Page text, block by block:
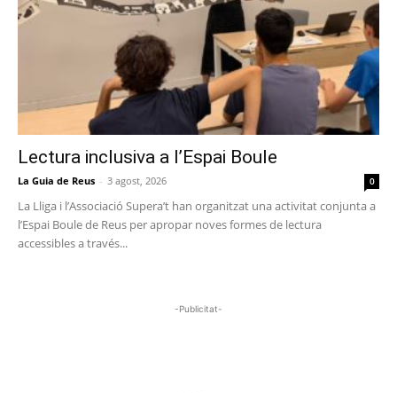
Lectura inclusiva a l’Espai Boule
La Guia de Reus - 3 agost, 2026 0
La Lliga i l’Associació Supera’t han organitzat una activitat conjunta a
l’Espai Boule de Reus per apropar noves formes de lectura
accessibles a través...
-Publicitat-